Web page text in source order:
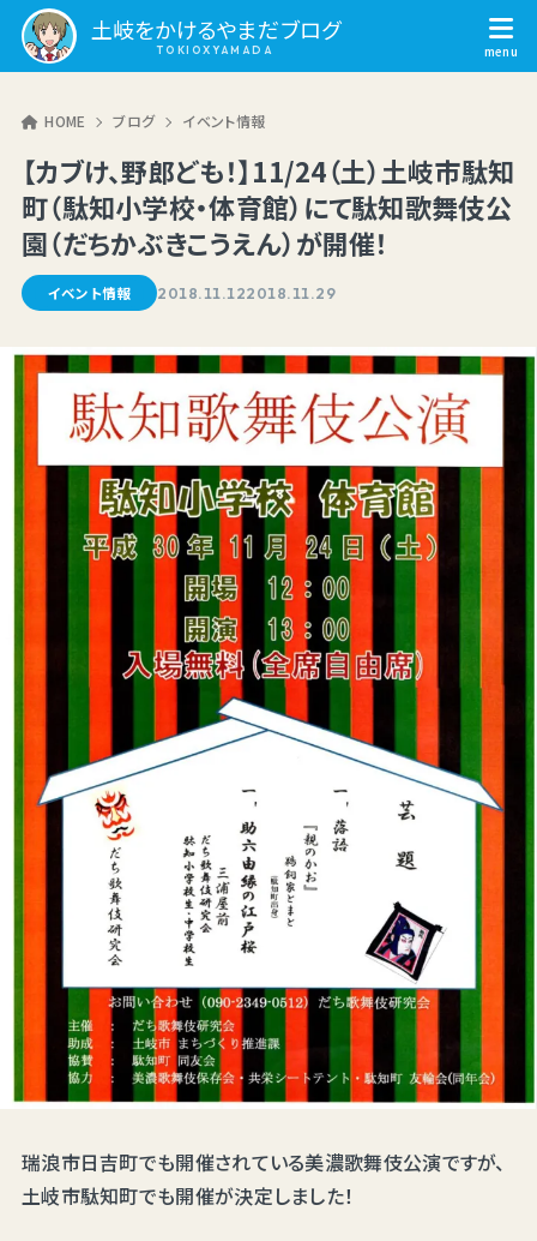
土岐をかけるやまだブログ
HOME ブログ イベント情報
【カブけ、野郎ども！】11/24（土）土岐市駄知
町（駄知小学校・体育館）にて駄知歌舞伎公
園（だちかぶきこうえん）が開催！
2018.11.122018.11.29
イベント情報
瑞浪市日吉町でも開催されている美濃歌舞伎公演ですが、
土岐市駄知町でも開催が決定しました！